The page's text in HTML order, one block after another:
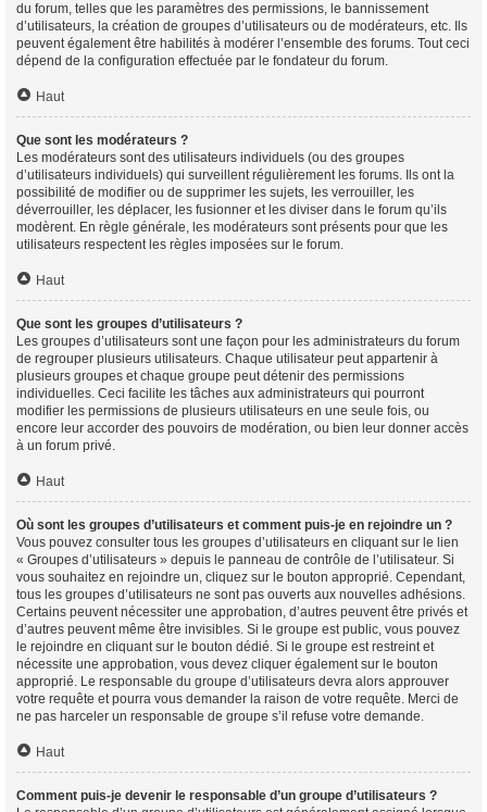
du forum, telles que les paramètres des permissions, le bannissement
d’utilisateurs, la création de groupes d’utilisateurs ou de modérateurs, etc. Ils
peuvent également être habilités à modérer l’ensemble des forums. Tout ceci
dépend de la configuration effectuée par le fondateur du forum.
Haut
Que sont les modérateurs ?
Les modérateurs sont des utilisateurs individuels (ou des groupes
d’utilisateurs individuels) qui surveillent régulièrement les forums. Ils ont la
possibilité de modifier ou de supprimer les sujets, les verrouiller, les
déverrouiller, les déplacer, les fusionner et les diviser dans le forum qu’ils
modèrent. En règle générale, les modérateurs sont présents pour que les
utilisateurs respectent les règles imposées sur le forum.
Haut
Que sont les groupes d’utilisateurs ?
Les groupes d’utilisateurs sont une façon pour les administrateurs du forum
de regrouper plusieurs utilisateurs. Chaque utilisateur peut appartenir à
plusieurs groupes et chaque groupe peut détenir des permissions
individuelles. Ceci facilite les tâches aux administrateurs qui pourront
modifier les permissions de plusieurs utilisateurs en une seule fois, ou
encore leur accorder des pouvoirs de modération, ou bien leur donner accès
à un forum privé.
Haut
Où sont les groupes d’utilisateurs et comment puis-je en rejoindre un ?
Vous pouvez consulter tous les groupes d’utilisateurs en cliquant sur le lien
« Groupes d’utilisateurs » depuis le panneau de contrôle de l’utilisateur. Si
vous souhaitez en rejoindre un, cliquez sur le bouton approprié. Cependant,
tous les groupes d’utilisateurs ne sont pas ouverts aux nouvelles adhésions.
Certains peuvent nécessiter une approbation, d’autres peuvent être privés et
d’autres peuvent même être invisibles. Si le groupe est public, vous pouvez
le rejoindre en cliquant sur le bouton dédié. Si le groupe est restreint et
nécessite une approbation, vous devez cliquer également sur le bouton
approprié. Le responsable du groupe d’utilisateurs devra alors approuver
votre requête et pourra vous demander la raison de votre requête. Merci de
ne pas harceler un responsable de groupe s’il refuse votre demande.
Haut
Comment puis-je devenir le responsable d’un groupe d’utilisateurs ?